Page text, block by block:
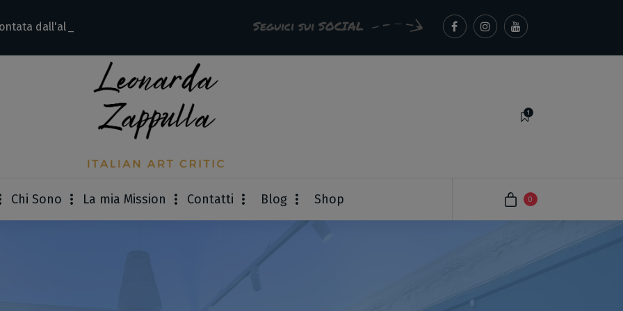
dall'allieva Seguici sui SOCIAL
1
Chi Sono La mia Mission Contatti Blog Shop 0